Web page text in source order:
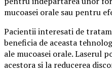
mucoasei orale sau pentru
Pacientii interesati de
beneficia de aceasta
ale mucoasei orale. Laserul
acestora si la reducerea